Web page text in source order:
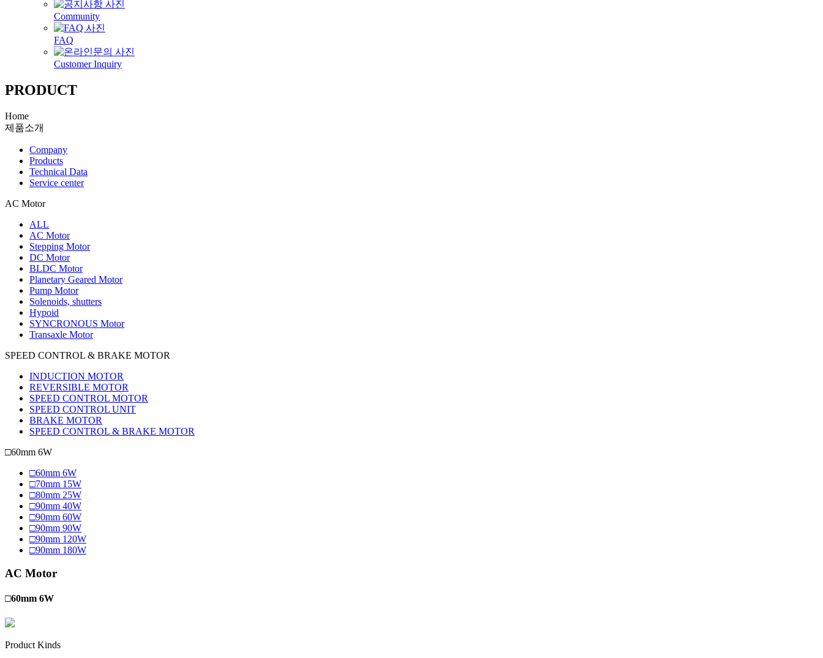
Community
FAQ
Customer Inquiry
PRODUCT
Home
제품소개
Company
Products
Technical Data
Service center
AC Motor
ALL
AC Motor
Stepping Motor
DC Motor
BLDC Motor
Planetary Geared Motor
Pump Motor
Solenoids, shutters
Hypoid
SYNCRONOUS Motor
Transaxle Motor
SPEED CONTROL & BRAKE MOTOR
INDUCTION MOTOR
REVERSIBLE MOTOR
SPEED CONTROL MOTOR
SPEED CONTROL UNIT
BRAKE MOTOR
SPEED CONTROL & BRAKE MOTOR
□60mm 6W
□60mm 6W
□70mm 15W
□80mm 25W
□90mm 40W
□90mm 60W
□90mm 90W
□90mm 120W
□90mm 180W
AC Motor
□60mm 6W
Product Kinds